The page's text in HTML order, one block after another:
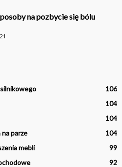
na pozbycie się bólu
106
104
104
parze
104
mebli
99
92